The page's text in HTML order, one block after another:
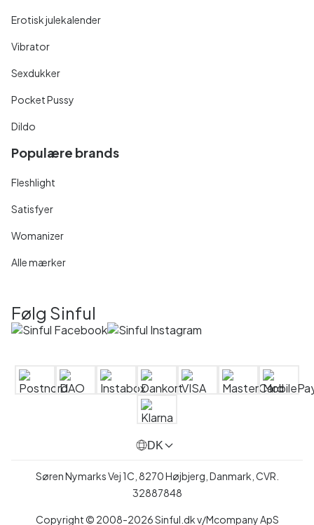
Erotisk julekalender
Vibrator
Sexdukker
Pocket Pussy
Dildo
Populære brands
Fleshlight
Satisfyer
Womanizer
Alle mærker
Følg Sinful
DK
Søren Nymarks Vej 1C, 8270 Højbjerg, Danmark, CVR.
32887848
Copyright © 2008-2026 Sinful.dk v/Mcompany ApS